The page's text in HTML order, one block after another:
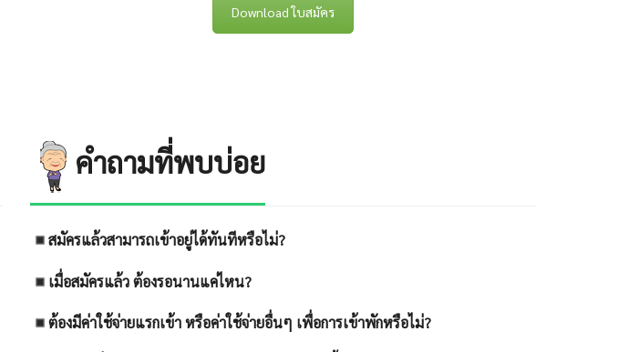
Download ใบสมัคร
คำถามที่พบบ่อย
สมัครแล้วสามารถเข้าอยู่ได้ทันทีหรือไม่?
เมื่อสมัครแล้ว ต้องรอนานแค่ไหน?
ต้องมีค่าใช้จ่ายแรกเข้า หรือค่าใช้จ่ายอื่นๆ เพื่อการเข้าพักหรือไม่?